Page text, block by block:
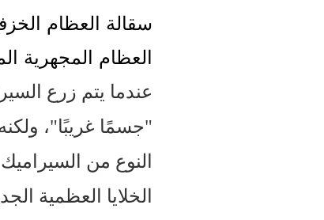
سقالة العظام
العظام المجهرية
عندما يتم زرع
"جسمًا غريبًا"،
النوع من
الخلايا العظمية